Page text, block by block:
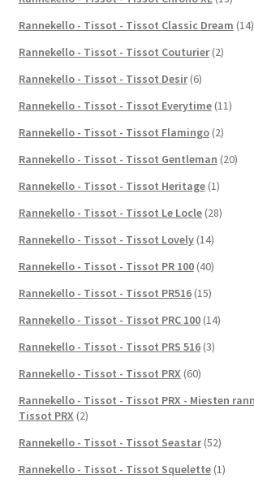
Rannekello - Tissot - Tissot Classic Dream (14)
Rannekello - Tissot - Tissot Couturier (2)
Rannekello - Tissot - Tissot Desir (6)
Rannekello - Tissot - Tissot Everytime (11)
Rannekello - Tissot - Tissot Flamingo (2)
Rannekello - Tissot - Tissot Gentleman (20)
Rannekello - Tissot - Tissot Heritage (1)
Rannekello - Tissot - Tissot Le Locle (28)
Rannekello - Tissot - Tissot Lovely (14)
Rannekello - Tissot - Tissot PR 100 (40)
Rannekello - Tissot - Tissot PR516 (15)
Rannekello - Tissot - Tissot PRC 100 (14)
Rannekello - Tissot - Tissot PRS 516 (3)
Rannekello - Tissot - Tissot PRX (60)
Rannekello - Tissot - Tissot PRX - Miesten
Tissot PRX (2)
Rannekello - Tissot - Tissot Seastar (52)
Rannekello - Tissot - Tissot Squelette (1)